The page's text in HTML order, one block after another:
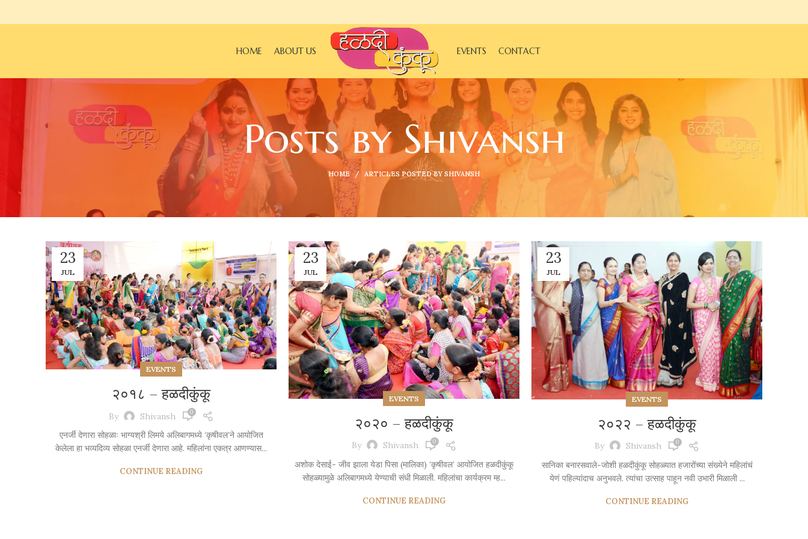
HOME ABOUT US EVENTS CONTACT
Posts byShivansh
HOME ARTICLES POSTED BY SHIVANSH
23
JUL
EVENTS
२०१८ – हळदीकुंकू
By Shivansh 0
एनर्जी देणारा सोहळाः भाग्यश्री लिमये अलिबागमध्ये ‘कृषीवल’ने आयोजित
केलेला हा भव्यदिव्य सोहळा एनर्जी देणारा आहे. महिलांना एकत्र आणण्यास...
CONTINUE READING
23
JUL
EVENTS
२०२० – हळदीकुंकू
By Shivansh 0
अशोक देसाई- जीव झाला येडा पिसा (मालिका) ‘कृषीवल’ आयोजित हळदीकुंकू
सोहळ्यामुळे अलिबागमध्ये येण्याची संधी मिळाली. महिलांचा कार्यक्रम म्ह...
CONTINUE READING
23
JUL
EVENTS
२०२२ – हळदीकुंकू
By Shivansh 0
सानिका बनारसवाले-जोशी हळदीकुंकू सोहळ्यात हजारोंच्या संख्येने महिलांचं
येणं पहिल्यांदाच अनुभवले. त्यांचा उत्साह पाहून नवी उभारी मिळाली ...
CONTINUE READING